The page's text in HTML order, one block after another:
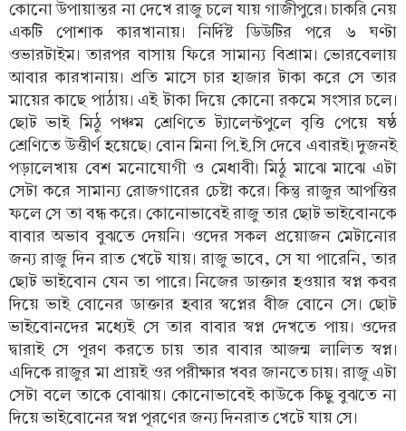
কোনো উপায়ান্তর না দেখে রাজু চলে যায় গাজীপুরে। চাকরি নেয়
একটি পোশাক কারখানায়। নির্দিষ্ট ডিউটির পরে ৬ ঘণ্টা
ওভারটাইম। তারপর বাসায় ফিরে সামান্য বিশ্রাম। ভোরবেলায়
আবার কারখানায়। প্রতি মাসে চার হাজার টাকা করে সে তার
মায়ের কাছে পাঠায়। এই টাকা দিয়ে কোনো রকমে সংসার চলে।
ছোট ভাই মিঠু পঞ্চম শ্রেণিতে ট্যালেন্টপুলে বৃত্তি পেয়ে ষষ্ঠ
শ্রেণিতে উত্তীর্ণ হয়েছে। বোন মিনা পি.ই.সি দেবে এবারই। দুজনই
পড়ালেখায় বেশ মনোযোগী ও মেধাবী। মিঠু মাঝে মাঝে এটা
সেটা করে সামান্য রোজগারের চেষ্টা করে। কিন্তু রাজুর আপত্তির
ফলে সে তা বন্ধ করে। কোনোভাবেই রাজু তার ছোট ভাইবোনকে
বাবার অভাব বুঝতে দেয়নি। ওদের সকল প্রয়োজন মেটানোর
জন্য রাজু দিন রাত খেটে যায়। রাজু ভাবে, সে যা পারেনি, তার
ছোট ভাইবোন যেন তা পারে। নিজের ডাক্তার হওয়ার স্বপ্ন কবর
দিয়ে ভাই বোনের ডাক্তার হবার স্বপ্নের বীজ বোনে সে। ছোট
ভাইবোনদের মধ্যেই সে তার বাবার স্বপ্ন দেখতে পায়। ওদের
দ্বারাই সে পূরণ করতে চায় তার বাবার আজন্ম লালিত স্বপ্ন।
এদিকে রাজুর মা প্রায়ই ওর পরীক্ষার খবর জানতে চায়। রাজু এটা
সেটা বলে তাকে বোঝায়। কোনোভাবেই কাউকে কিছু বুঝতে না
দিয়ে ভাইবোনের স্বপ্ন পূরণের জন্য দিনরাত খেটে যায় সে।